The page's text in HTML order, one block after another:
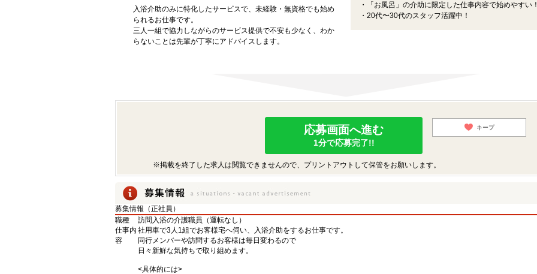
入浴介助のみに特化したサービスで、未経験・無資格でも始め
られるお仕事です。
三人一組で協力しながらのサービス提供で不安も少なく、わか
らないことは先輩が丁寧にアドバイスします。
・「お風呂」の介助に限定した仕事内容で始めやすい
・20代〜30代のスタッフ活躍中！
応募画面へ進む
1分で応募完了!!
キープ
※掲載を終了した求人は閲覧できませんので、プリントアウトして保管をお願いします。
募集情報（正社員）
職種
訪問入浴の介護職員（運転なし）
仕事内
容
社用車で3人1組でお客様宅へ伺い、入浴介助をするお仕事です。
同行メンバーや訪問するお客様は毎日変わるので
日々新鮮な気持ちで取り組めます。
<具体的には>